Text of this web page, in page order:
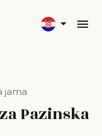
jama
Pazinska